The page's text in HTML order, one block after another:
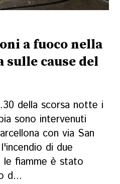
a fuoco nella
sulle cause del
della scorsa notte i
sono intervenuti
con via San
di due
fiamme è stato
d...